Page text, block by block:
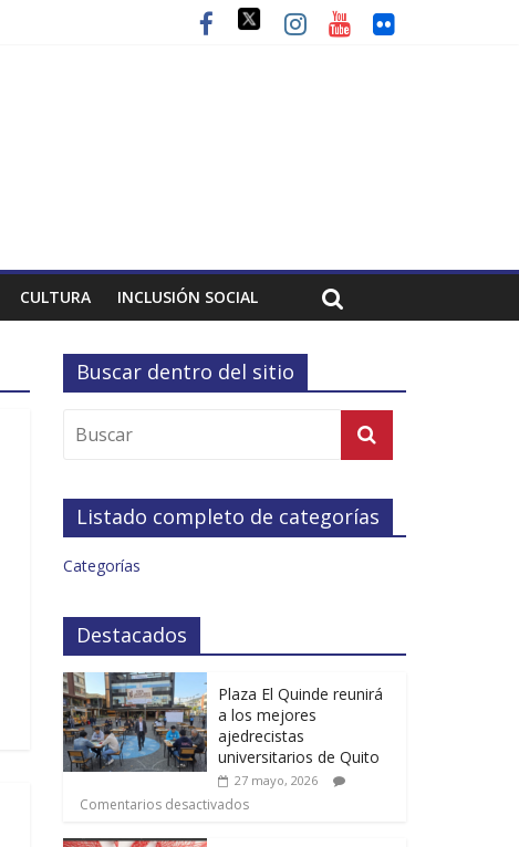
CULTURA INCLUSIÓN SOCIAL
Buscar dentro del sitio
Listado completo de categorías
Categorías
Destacados
Plaza El Quinde reunirá
a los mejores
ajedrecistas
universitarios de Quito
27 mayo, 2026
Comentarios desactivados